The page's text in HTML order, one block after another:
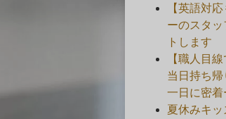
【英語対
ーのスタ
トします
【職人目
当日持ち
一日に密着
夏休みキ